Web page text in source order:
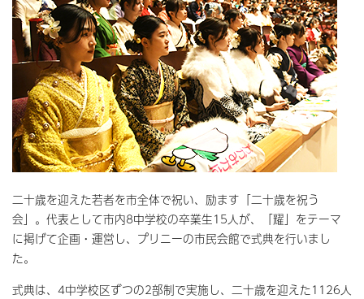
二十歳を迎えた若者を市全体で祝い、励ます「二十歳を祝う
会」。代表として市内8中学校の卒業生15人が、「耀」をテーマ
に掲げて企画・運営し、プリニーの市民会館で式典を行いまし
た。
式典は、4中学校区ずつの2部制で実施し、二十歳を迎えた1126人